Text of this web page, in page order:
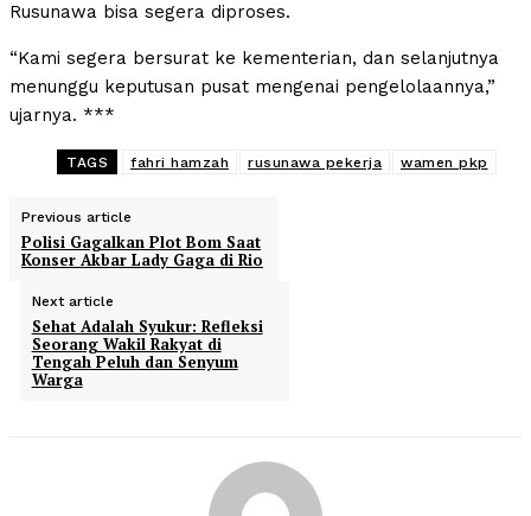
Rusunawa bisa segera diproses.
“Kami segera bersurat ke kementerian, dan selanjutnya
menunggu keputusan pusat mengenai pengelolaannya,”
ujarnya. ***
TAGS fahri hamzah rusunawa pekerja wamen pkp
Previous article
Polisi Gagalkan Plot Bom Saat
Konser Akbar Lady Gaga di Rio
Next article
Sehat Adalah Syukur: Refleksi
Seorang Wakil Rakyat di
Tengah Peluh dan Senyum
Warga